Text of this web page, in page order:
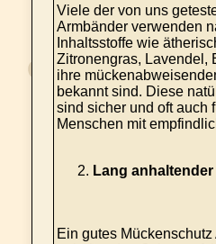
Viele der von uns
Armbänder verwenden
Inhaltsstoffe wie
Zitronengras, Lavendel,
ihre
bekannt sind. Diese
sind sicher und oft auch
Menschen mit
Lang
Ein gutes